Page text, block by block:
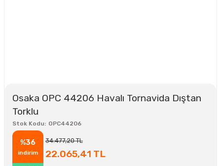
Osaka OPC 44206 Havalı Tornavida Dıştan
Torklu
Stok Kodu OPC44206
%36
indirim
34.477,20 TL
22.065,41 TL